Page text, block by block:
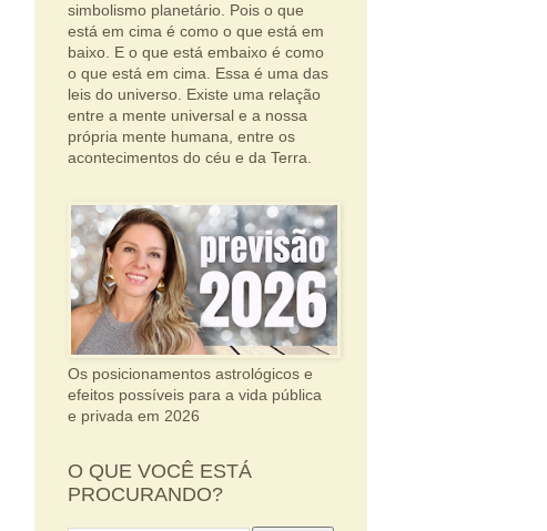
simbolismo planetário. Pois o que
está em cima é como o que está em
baixo. E o que está embaixo é como
o que está em cima. Essa é uma das
leis do universo. Existe uma relação
entre a mente universal e a nossa
própria mente humana, entre os
acontecimentos do céu e da Terra.
Os posicionamentos astrológicos e
efeitos possíveis para a vida pública
e privada em 2026
O QUE VOCÊ ESTÁ
PROCURANDO?